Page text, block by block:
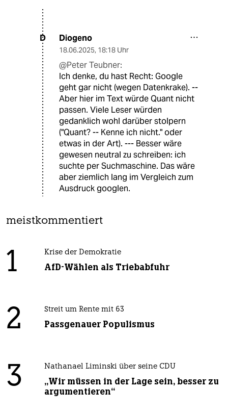
D Diogeno
18.06.2025, 18:18 Uhr
@Peter Teubner:
Ich denke, du hast Recht: Google
geht gar nicht (wegen Datenkrake). --
Aber hier im Text würde Quant nicht
passen. Viele Leser würden
gedanklich wohl darüber stolpern
("Quant? -- Kenne ich nicht." oder
etwas in der Art). --- Besser wäre
gewesen neutral zu schreiben: ich
suchte per Suchmaschine. Das wäre
aber ziemlich lang im Vergleich zum
Ausdruck googlen.
meistkommentiert
1 Krise der Demokratie
AfD-Wählen als Triebabfuhr
2 Streit um Rente mit 63
Passgenauer Populismus
3 Nathanael Liminski über seine CDU
„Wir müssen in der Lage sein, besser zu
argumentieren“